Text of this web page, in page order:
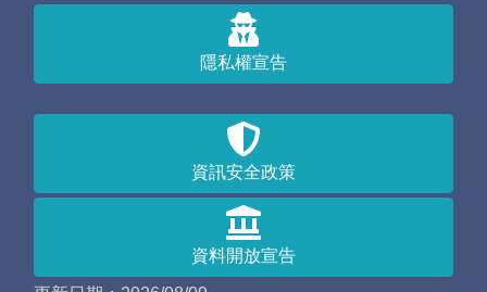
隱私權宣告
資訊安全政策
資料開放宣告